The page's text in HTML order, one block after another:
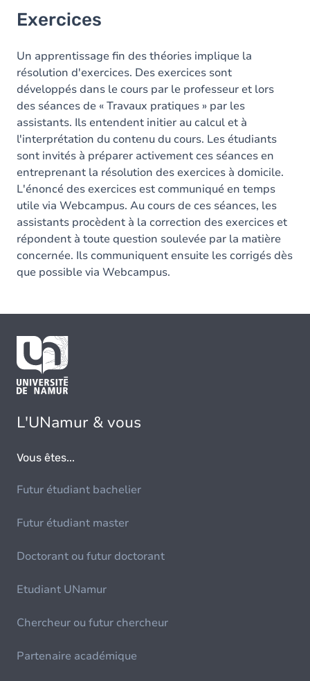
Exercices
Un apprentissage fin des théories implique la
résolution d'exercices. Des exercices sont
développés dans le cours par le professeur et lors
des séances de « Travaux pratiques » par les
assistants. Ils entendent initier au calcul et à
l'interprétation du contenu du cours. Les étudiants
sont invités à préparer activement ces séances en
entreprenant la résolution des exercices à domicile.
L'énoncé des exercices est communiqué en temps
utile via Webcampus. Au cours de ces séances, les
assistants procèdent à la correction des exercices et
répondent à toute question soulevée par la matière
concernée. Ils communiquent ensuite les corrigés dès
que possible via Webcampus.
L'UNamur & vous
Vous êtes...
Futur étudiant bachelier
Futur étudiant master
Doctorant ou futur doctorant
Etudiant UNamur
Chercheur ou futur chercheur
Partenaire académique